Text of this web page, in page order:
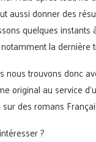
aussi donner des
quelques instants
la dernière
nous trouvons donc
original au service
des romans
?